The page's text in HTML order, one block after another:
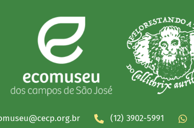
(12) 3902-5991